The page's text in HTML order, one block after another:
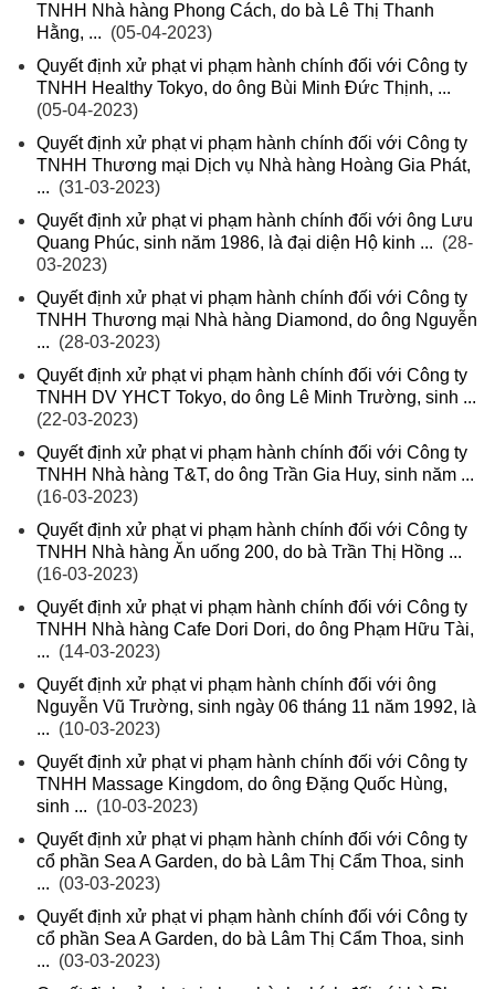
TNHH Nhà hàng Phong Cách, do bà Lê Thị Thanh
Hằng, ... (05-04-2023)
Quyết định xử phạt vi phạm hành chính đối với Công ty
TNHH Healthy Tokyo, do ông Bùi Minh Đức Thịnh, ...
(05-04-2023)
Quyết định xử phạt vi phạm hành chính đối với Công ty
TNHH Thương mại Dịch vụ Nhà hàng Hoàng Gia Phát,
... (31-03-2023)
Quyết định xử phạt vi phạm hành chính đối với ông Lưu
Quang Phúc, sinh năm 1986, là đại diện Hộ kinh ... (28-
03-2023)
Quyết định xử phạt vi phạm hành chính đối với Công ty
TNHH Thương mại Nhà hàng Diamond, do ông Nguyễn
... (28-03-2023)
Quyết định xử phạt vi phạm hành chính đối với Công ty
TNHH DV YHCT Tokyo, do ông Lê Minh Trường, sinh ...
(22-03-2023)
Quyết định xử phạt vi phạm hành chính đối với Công ty
TNHH Nhà hàng T&T, do ông Trần Gia Huy, sinh năm ...
(16-03-2023)
Quyết định xử phạt vi phạm hành chính đối với Công ty
TNHH Nhà hàng Ăn uống 200, do bà Trần Thị Hồng ...
(16-03-2023)
Quyết định xử phạt vi phạm hành chính đối với Công ty
TNHH Nhà hàng Cafe Dori Dori, do ông Phạm Hữu Tài,
... (14-03-2023)
Quyết định xử phạt vi phạm hành chính đối với ông
Nguyễn Vũ Trường, sinh ngày 06 tháng 11 năm 1992, là
... (10-03-2023)
Quyết định xử phạt vi phạm hành chính đối với Công ty
TNHH Massage Kingdom, do ông Đặng Quốc Hùng,
sinh ... (10-03-2023)
Quyết định xử phạt vi phạm hành chính đối với Công ty
cổ phần Sea A Garden, do bà Lâm Thị Cẩm Thoa, sinh
... (03-03-2023)
Quyết định xử phạt vi phạm hành chính đối với Công ty
cổ phần Sea A Garden, do bà Lâm Thị Cẩm Thoa, sinh
... (03-03-2023)